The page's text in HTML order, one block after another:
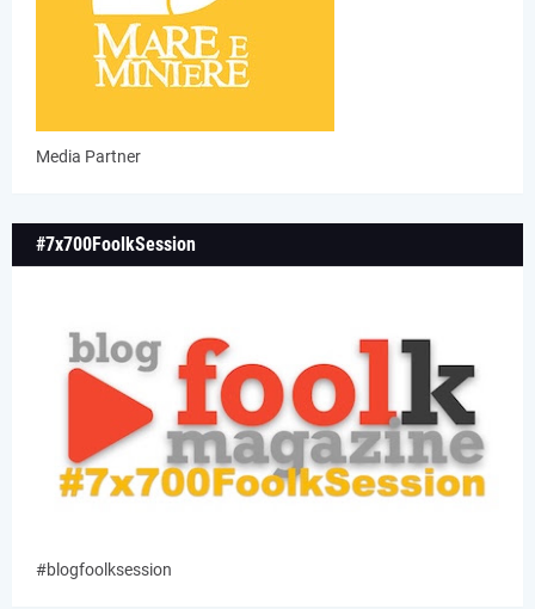
Media Partner
#7x700FoolkSession
#blogfoolksession